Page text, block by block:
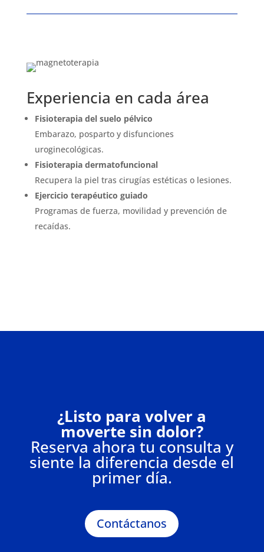
Experiencia en cada área
Fisioterapia del suelo pélvico
Embarazo, posparto y disfunciones
uroginecológicas.
Fisioterapia dermatofuncional
Recupera la piel tras cirugías estéticas o lesiones.
Ejercicio terapéutico guiado
Programas de fuerza, movilidad y prevención de
recaídas.
¿Listo para volver a
moverte sin dolor?
Reserva ahora tu consulta y
siente la diferencia desde el
primer día.
Contáctanos